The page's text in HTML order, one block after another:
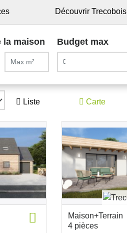
Découvrir Trecobois
la maison Budget max
Liste Carte
Maison+Terrain
4 pièces